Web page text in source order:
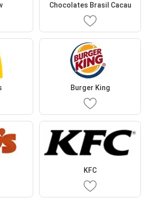
Chocolates Brasil Cacau
Burger King
KFC